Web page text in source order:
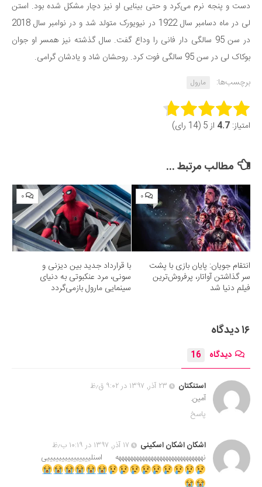
دست و پنجه نرم می‌کرد و حتی بینایی او نیز دچار مشکل شده بود. استن
لی در ماه دسامبر سال 1922 در نیویورک متولد شد و در نوامبر سال 2018
در سن 95 سالگی دار فانی را وداع گفت. سال گذشته نیز همسر او جوان
بوکاک لی در سن 95 سالگی فوت کرد. روحشان شاد و یادشان گرامی.
برچسب‌ها:
مارول
Rate this item:
امتیاز: 4.7 از 5 (14 رای)
مطالب مرتبط ...
۰
انتقام جویان: پایان بازی با پشت
سر گذاشتن آواتار، پرفروش‌ترین
فیلم دنیا شد
۰
با قرارداد جدید بین دیزنی و
سونی، مرد عنکبوتی به دنیای
سینمایی مارول بازمی‌گردد
۱۶ دیدگاه
دیدگاه 16
استنکتان
۲۳ آذر, ۱۳۹۷ در ۹:۰۲ ق٫ظ
آمین.
پاسخ
اشکان اشکان اسکینی
۱۷ آذر, ۱۳۹۷ در ۱۰:۱۹ ب٫ظ
نهههههههههههههههههههههههههههههه اسنلیییییییییییییییی